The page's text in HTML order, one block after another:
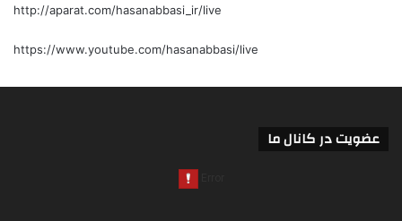
http://aparat.com/hasanabbasi_ir/live
https://www.youtube.com/hasanabbasi/live
عضویت در کانال ما